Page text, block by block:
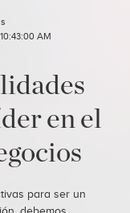
AM
en el
para ser un